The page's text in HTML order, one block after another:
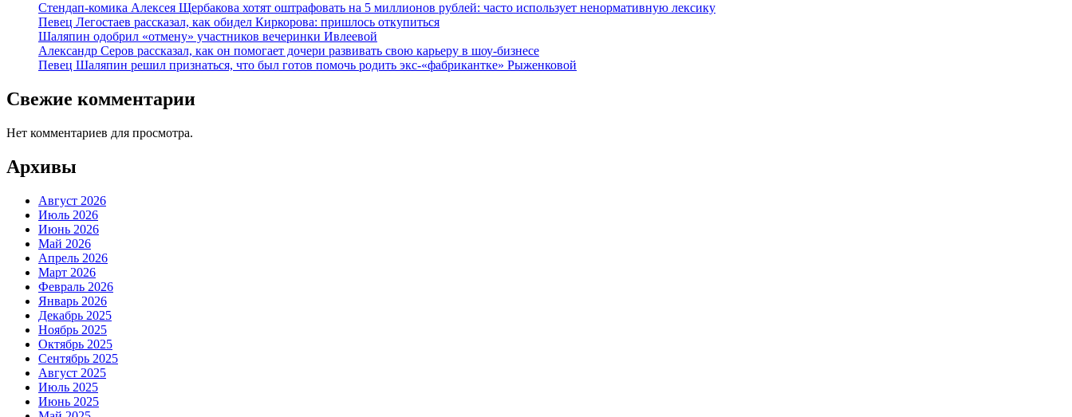
Стендап-комика Алексея Щербакова хотят оштрафовать на 5 миллионов рублей: часто использует ненормативную лексику
Певец Легостаев рассказал, как обидел Киркорова: пришлось откупиться
Шаляпин одобрил «отмену» участников вечеринки Ивлеевой
Александр Серов рассказал, как он помогает дочери развивать свою карьеру в шоу-бизнесе
Певец Шаляпин решил признаться, что был готов помочь родить экс-«фабрикантке» Рыженковой
Свежие комментарии
Нет комментариев для просмотра.
Архивы
Август 2026
Июль 2026
Июнь 2026
Май 2026
Апрель 2026
Март 2026
Февраль 2026
Январь 2026
Декабрь 2025
Ноябрь 2025
Октябрь 2025
Сентябрь 2025
Август 2025
Июль 2025
Июнь 2025